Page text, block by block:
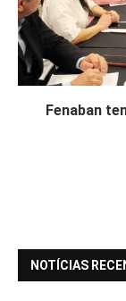
Fenaban
NOTÍCIAS